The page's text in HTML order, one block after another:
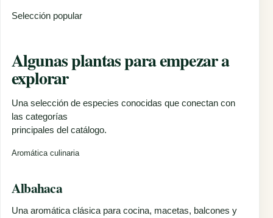
Selección popular
Algunas plantas para empezar a
explorar
Una selección de especies conocidas que conectan con
las categorías
principales del catálogo.
Aromática culinaria
Albahaca
Una aromática clásica para cocina, macetas, balcones y